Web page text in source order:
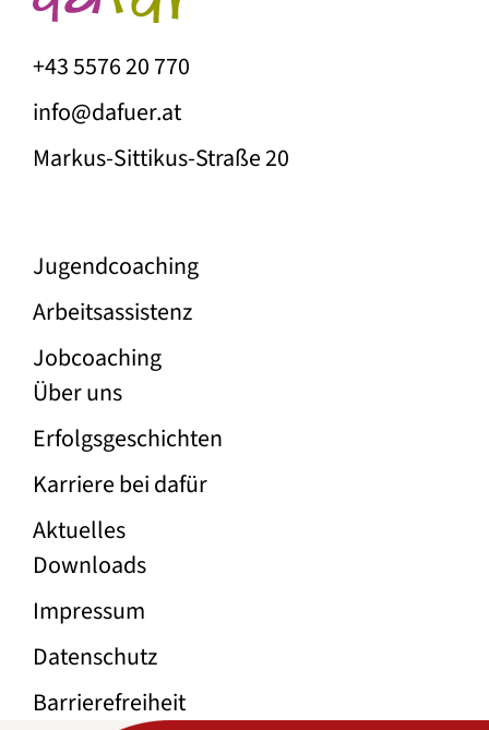
+43 5576 20 770
info@dafuer.at
Markus-Sittikus-Straße 20
Unser Angebot
Jugend­coaching
Arbeitsassistenz
Jobcoaching
Über die Firma Dafür
Über uns
Erfolgs­geschichten
Karriere bei dafür
Aktuelles
Rechtliche Links
Downloads
Impressum
Datenschutz
Barrierefreiheit